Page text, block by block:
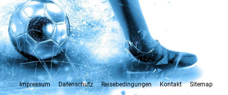
Impressum Datenschutz Reisebedingungen Kontakt Sitemap